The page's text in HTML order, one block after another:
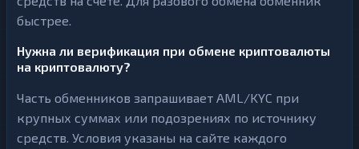
быстрее.
Нужна ли верификация при обмене криптовалюты
на криптовалюту?
Часть обменников запрашивает AML/KYC при
крупных суммах или подозрениях по источнику
средств. Условия указаны на сайте каждого